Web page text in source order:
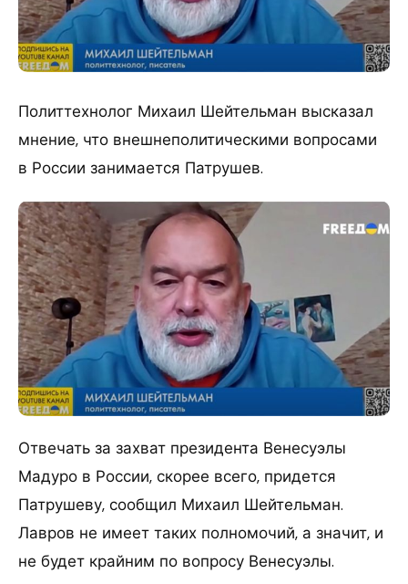
Политтехнолог Михаил Шейтельман высказал
мнение, что внешнеполитическими вопросами
в России занимается Патрушев.
Отвечать за захват президента Венесуэлы
Мадуро в России, скорее всего, придется
Патрушеву, сообщил Михаил Шейтельман.
Лавров не имеет таких полномочий, а значит, и
не будет крайним по вопросу Венесуэлы.